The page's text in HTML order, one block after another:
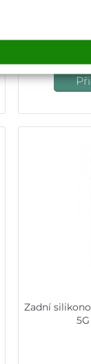
Zadní